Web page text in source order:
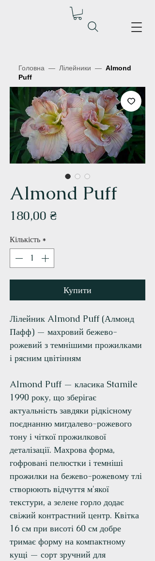
Головна — Лілейники — Almond
Puff
Almond Puff
180,00 ₴Ціна
Кількість *
Купити
Лілейник Almond Puff (Алмонд
Пафф) — махровий бежево-
рожевий з темнішими прожилками
і рясним цвітінням
Almond Puff — класика Stamile
1990 року, що зберігає
актуальність завдяки рідкісному
поєднанню мигдалево-рожевого
тону і чіткої прожилкової
деталізації. Махрова форма,
гофровані пелюстки і темніші
прожилки на бежево-рожевому тлі
створюють відчуття м'якої
текстури, а зелене горло додає
свіжий контрастний центр. Квітка
16 см при висоті 60 см добре
тримає форму на компактному
кущі — сорт зручний для